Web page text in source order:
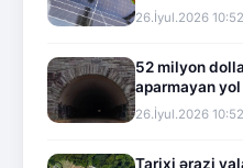
26.İyul.2026 10:52
52 milyon
aparmayan
26.İyul.2026 10:52
Tarixi ərazi